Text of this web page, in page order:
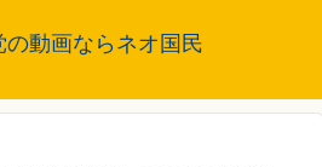
の動画ならネオ国民